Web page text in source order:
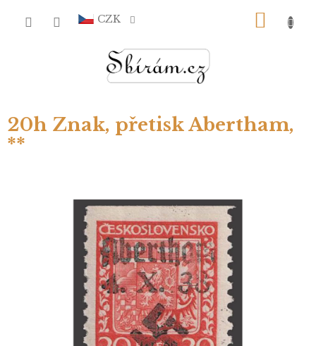
CZK
20h Znak, přetisk Abertham,
**